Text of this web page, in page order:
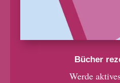
Bücher
Werde